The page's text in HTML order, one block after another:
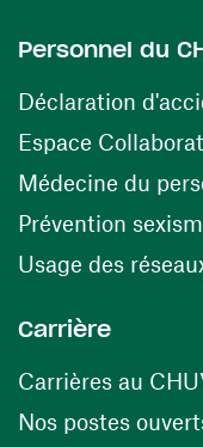
Personnel du
Déclaration
Espace
Médecine du
Prévention
Usage des
Carrière
Carrières au
Nos postes